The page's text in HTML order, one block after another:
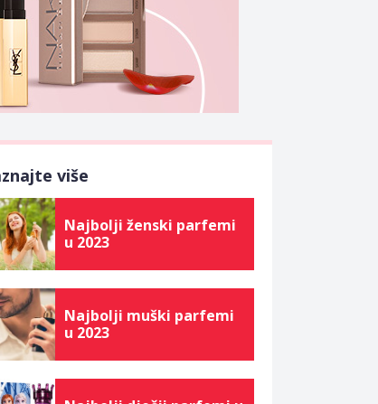
više
Najbolji ženski parfemi
u 2023
Najbolji muški parfemi
u 2023